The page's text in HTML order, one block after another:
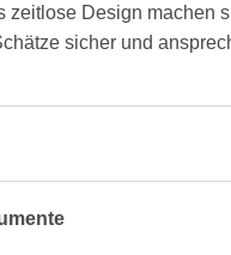
zeitlose Design machen
sicher und